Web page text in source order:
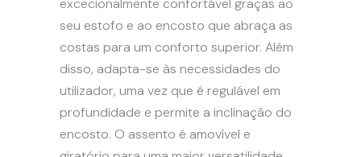
excecionalmente confortável graças ao
seu estofo e ao encosto que abraça as
costas para um conforto superior. Além
disso, adapta-se às necessidades do
utilizador, uma vez que é regulável em
profundidade e permite a inclinação do
encosto. O assento é amovível e